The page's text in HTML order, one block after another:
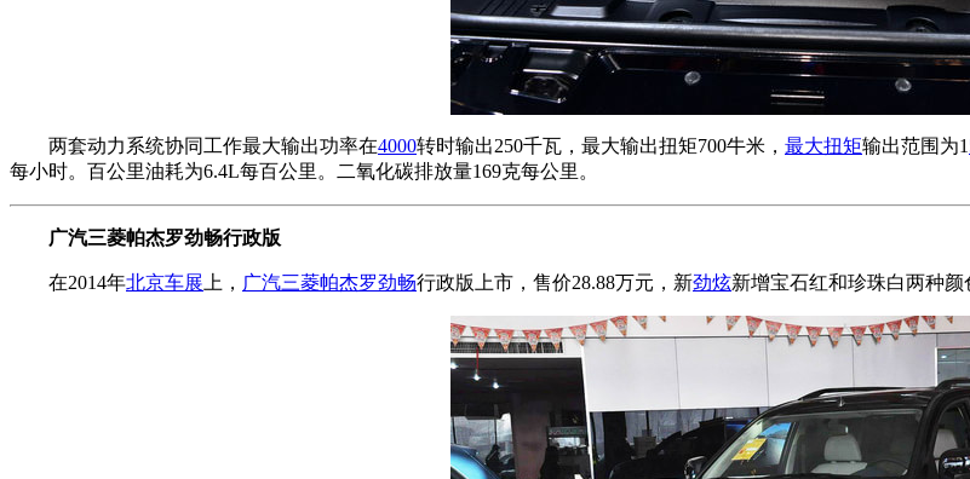
两套动力系统协同工作最大输出功率在4000转时输出250千瓦，最大输出扭矩700牛米， 最大扭矩输出范围为1
每小时。百公里油耗为6.4L每百公里。二氧化碳排放量169克每公里。
广汽三菱帕杰罗劲畅行政版
在2014年北京车展 上， 广汽三菱帕杰罗劲畅行政版上市，售价28.88万元，新劲炫新增宝石红和珍珠白两种颜